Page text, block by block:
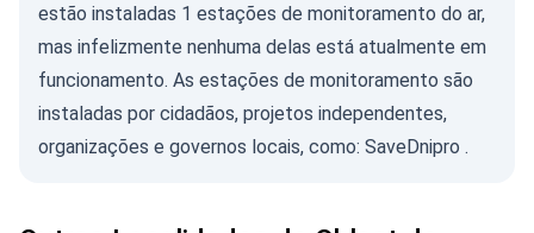
estão instaladas 1 estações de monitoramento do ar,
mas infelizmente nenhuma delas está atualmente em
funcionamento. As estações de monitoramento são
instaladas por cidadãos, projetos independentes,
organizações e governos locais, como: SaveDnipro .